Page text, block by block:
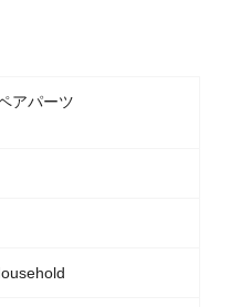
アパーツ